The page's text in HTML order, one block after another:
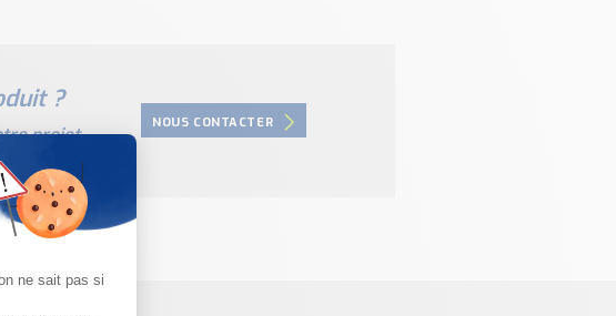
?
projet NOUS CONTACTER